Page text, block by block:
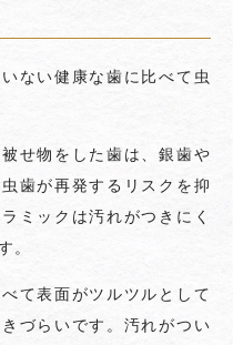
ない健康な歯に比べて虫
せ物をした歯は、銀歯や
歯が再発するリスクを抑
ミックは汚れがつきにく
。
て表面がツルツルとして
づらいです。汚れがつい